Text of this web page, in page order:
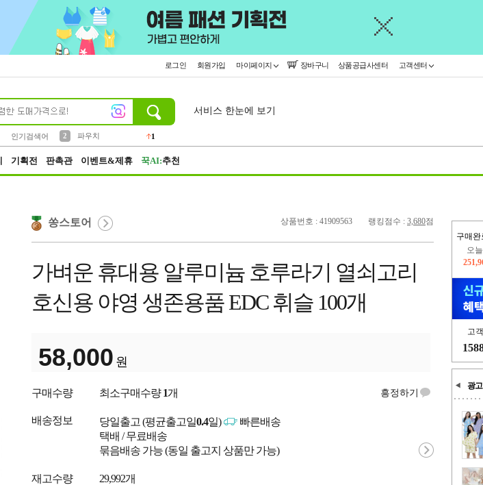
로그인 회원가입 마이페이지 장바구니 상품공급사센터 고객센터
인기검색어
3
모자
2
서비스 한눈에 보기
기획전 판촉관 이벤트&제휴 꾹AI:추천
구매완
고
광고
상품번호 : 41909563 랭킹점수 : 3,680점
쏭스토어
가벼운 휴대용 알루미늄 호루라기 열쇠고리
호신용 야영 생존용품 EDC 휘슬 100개
58,000 원
구매수량 최소구매수량1개 흥정하기
배송정보 당일출고 (평균출고일0.4일)
빠른배송
택배 / 무료배송
묶음배송 가능 (동일 출고지 상품만 가능)
재고수량 29,992개